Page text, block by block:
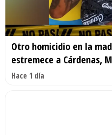
Otro homicidio en la
estremece a Cárdenas,
Hace 1 día